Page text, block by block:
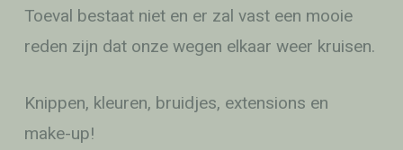
Toeval bestaat niet en er zal vast een mooie
reden zijn dat onze wegen elkaar weer kruisen.
Knippen, kleuren, bruidjes, extensions en
make-up!